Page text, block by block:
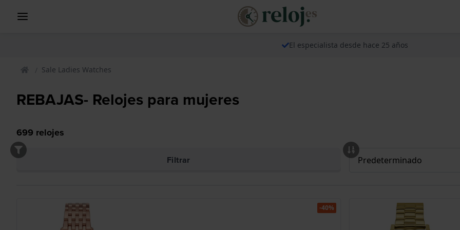
El especialista desde hace 25 años
Sale Ladies Watches
REBAJAS- Relojes para mujeres
699 relojes
Filtrar
-40%